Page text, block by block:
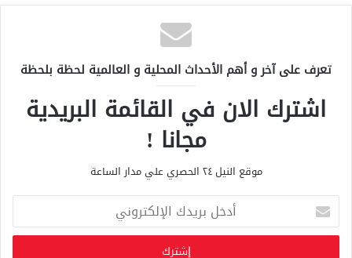
تعرف على آخر و أهم الأحداث المحلية و العالمية لحظة بلحظة
اشترك الان في القائمة البريدية
مجانا !
موقع النيل ٢٤ الحصري علي مدار الساعة
خ